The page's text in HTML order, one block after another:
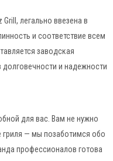
легально ввезена в
и соответствие всем
заводская
долговечности и надежности
для вас. Вам не нужно
гриля — мы позаботимся обо
профессионалов готова